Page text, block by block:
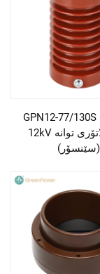
GPN12-77/130S
12kV ئینسولاتۆری توانە
(سێنسۆر)